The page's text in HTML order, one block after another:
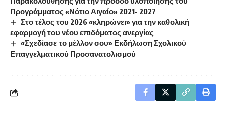
Προγράμματος «Νότιο Αιγαίο» 2021- 2027
Στο τέλος του 2026 «κληρώνει» για την καθολική
εφαρμογή του νέου επιδόματος ανεργίας
«Σχεδίασε το μέλλον σου» Εκδήλωση Σχολικού
Επαγγελματικού Προσανατολισμού